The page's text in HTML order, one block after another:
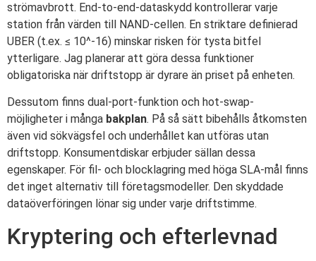
strömavbrott. End-to-end-dataskydd kontrollerar varje
station från värden till NAND-cellen. En striktare definierad
UBER (t.ex. ≤ 10^-16) minskar risken för tysta bitfel
ytterligare. Jag planerar att göra dessa funktioner
obligatoriska när driftstopp är dyrare än priset på enheten.
Dessutom finns dual-port-funktion och hot-swap-
möjligheter i många bakplan. På så sätt bibehålls åtkomsten
även vid sökvägsfel och underhållet kan utföras utan
driftstopp. Konsumentdiskar erbjuder sällan dessa
egenskaper. För fil- och blocklagring med höga SLA-mål finns
det inget alternativ till företagsmodeller. Den skyddade
dataöverföringen lönar sig under varje driftstimme.
Kryptering och efterlevnad